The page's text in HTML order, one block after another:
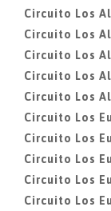
Circuito Los
Circuito Los
Circuito Los
Circuito Los
Circuito Los
Circuito Los
Circuito Los
Circuito Los
Circuito Los
Circuito Los